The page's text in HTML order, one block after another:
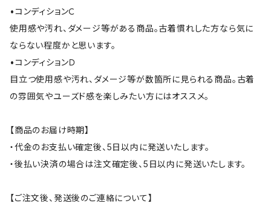
•コンディションＣ
使用感や汚れ、ダメージ等がある商品。古着慣れした方なら気に
ならない程度かと思います。
•コンディションＤ
目立つ使用感や汚れ、ダメージ等が数箇所に見られる商品。古着
の雰囲気やユーズド感を楽しみたい方にはオススメ。
【商品のお届け時期】
・代金のお支払い確定後、5日以内に発送いたします。
・後払い決済の場合は注文確定後、5日以内に発送いたします。
【ご注文後、発送後のご連絡について】